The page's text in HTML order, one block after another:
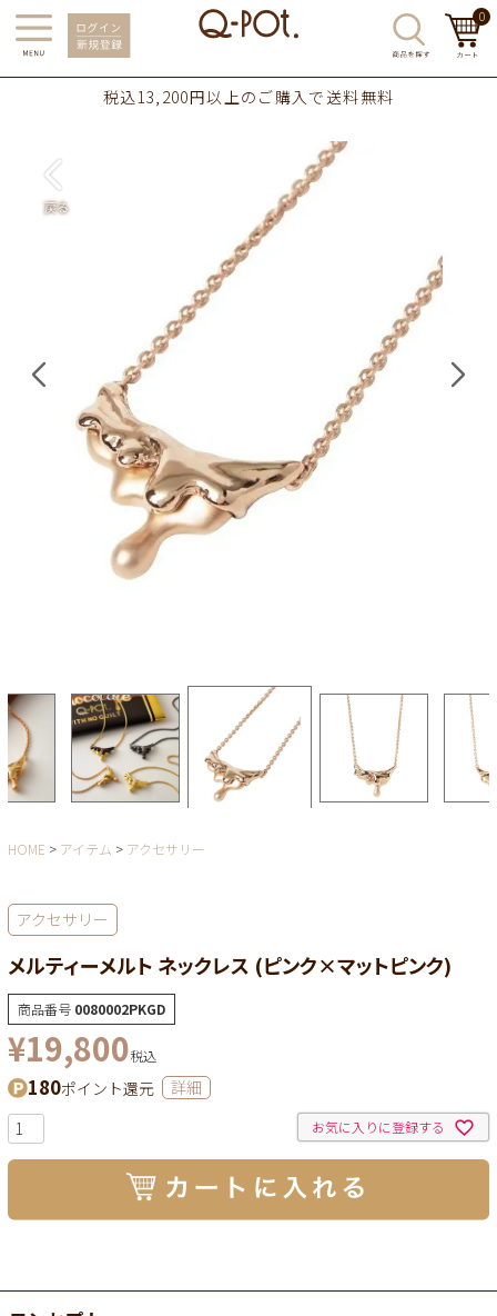
0
税込13,200円以上のご購入で送料無料
HOME アイテム アクセサリー
アクセサリー
メルティーメルト ネックレス (ピンク×マットピンク)
商品番号 0080002PKGD
¥19,800税込
180ポイント還元 詳細
お気に入りに登録する